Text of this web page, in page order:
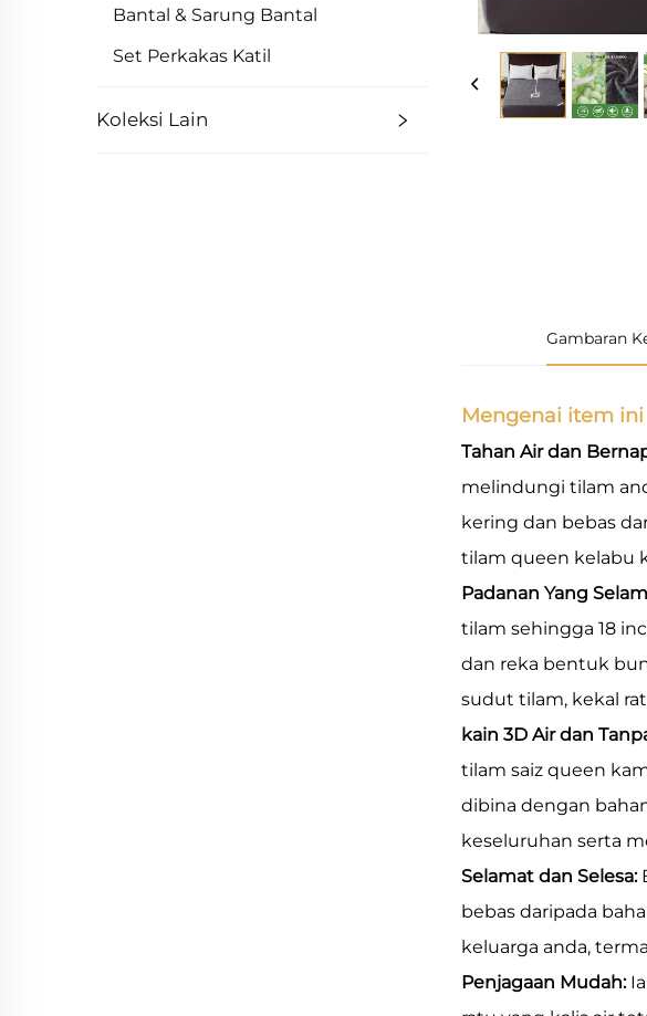
Bantal & Sarung Bantal
Set Perkakas Katil
Koleksi Lain
Gambaran
Mengenai item ini
Tahan Air dan
melindungi tilam
kering dan bebas
tilam queen kelabu
Padanan Yang
tilam sehingga 18
dan reka bentuk
sudut tilam, kekal
kain 3D Air dan
tilam saiz queen
dibina dengan
keseluruhan serta
Selamat dan Selesa:
bebas daripada
keluarga anda,
Penjagaan Mudah: